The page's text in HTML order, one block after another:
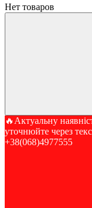
Нет товаров
🔥Актуальну
уточнюйте через
+38(068)4977555